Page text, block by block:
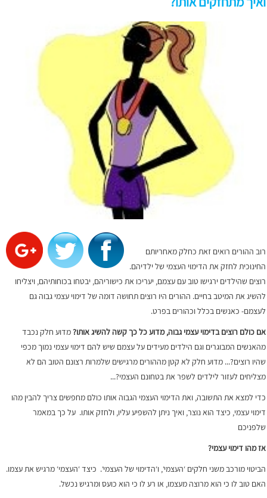
רוב ההורים רואים זאת כחלק מאחריותם
החינוכית לחזק את הדימוי העצמי של ילדיהם.
רוצים שהילדים ירגישו טוב עם עצמם, יעריכו את כישוריהם, יבטחו בכוחותיהם, ויצליחו
להשיג את המיטב בחיים. ההורים היו רוצים תחושה דומה של דימוי עצמי גבוה גם
לעצמם- כאנשים בכלל וכהורים בפרט.
אם כולם רוצים בדימוי עצמי גבוה, מדוע כל כך קשה להשיגאותו?מדוע חלק נכבד
מהאנשים המבוגרים וגם הילדים מעידים על עצמם שיש להם דימוי עצמי נמוך מכפי
שהיו רוצים?... מדוע חלק לא קטן מההורים מרגישים שלמרות רצונם הטוב הם לא
מצליחים לעזור לילדים לשפר את בטחונם העצמי?...
כדי למצא את התשובה, ואת הדימוי העצמי הגבוה אותו כולם מחפשים צריך להבין מהו
דימוי עצמי, כיצד הוא נוצר, ואיך ניתן להשפיע עליו, ולחזק אותו. על כך במאמר
שלפניכם
אז מהו דימוי עצמי?
הביטוי מורכב משני חלקים ‘העצמי‘, ו‘הדימוי של העצמי‘. כיצד ‘העצמי‘ מרגיש את עצמו.
האם טוב לו כי הוא מרוצה מעצמו, או רע לו כי הוא כועס ומרגיש נכשל.